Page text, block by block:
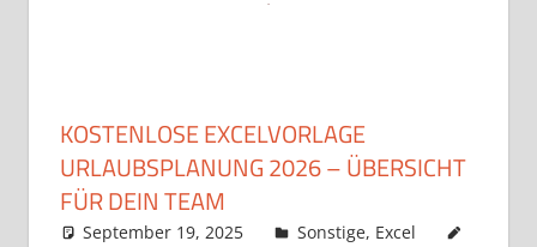
KOSTENLOSE EXCELVORLAGE
URLAUBSPLANUNG 2026 – ÜBERSICHT
FÜR DEIN TEAM
September 19, 2025 k-o-v
Sonstige, Excel